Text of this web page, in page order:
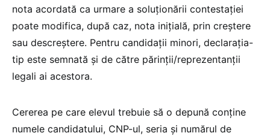
nota acordată ca urmare a soluționării contestației
poate modifica, după caz, nota inițială, prin creștere
sau descreștere. Pentru candidații minori, declarația-
tip este semnată și de către părinții/reprezentanții
legali ai acestora.
Cererea pe care elevul trebuie să o depună conține
numele candidatului, CNP-ul, seria și numărul de